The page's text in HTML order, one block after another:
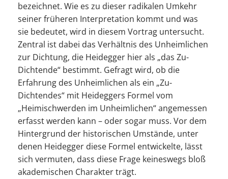
bezeichnet. Wie es zu dieser radikalen Umkehr
seiner früheren Interpretation kommt und was
sie bedeutet, wird in diesem Vortrag untersucht.
Zentral ist dabei das Verhältnis des Unheimlichen
zur Dichtung, die Heidegger hier als „das Zu-
Dichtende“ bestimmt. Gefragt wird, ob die
Erfahrung des Unheimlichen als ein „Zu-
Dichtendes“ mit Heideggers Formel vom
„Heimischwerden im Unheimlichen“ angemessen
erfasst werden kann – oder sogar muss. Vor dem
Hintergrund der historischen Umstände, unter
denen Heidegger diese Formel entwickelte, lässt
sich vermuten, dass diese Frage keineswegs bloß
akademischen Charakter trägt.
Cookie Laufzeit:
1 Jahr
EXTERNAL MEDIA
Um Inhalte von Videoplattformen und Social Media
Plattformen anzeigen zu können, werden von
diesen externen Medien Cookies gesetzt.
YouTube